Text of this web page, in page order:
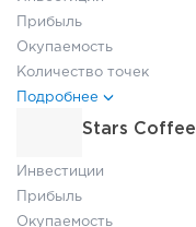
Прибыль
Окупаемость
Количество точек
Подробнее
Stars Coffee
Инвестиции
Прибыль
Окупаемость